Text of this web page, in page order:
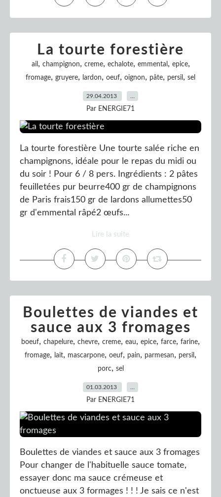
La tourte forestière
ail, champignon, creme, echalote, emmental , epice,
fromage, gruyere, lardon, oeuf, oignon, pâte, persil , sel
29.04.2013
Par ENERGIE71
La tourte forestière Une tourte salée riche en
champignons, idéale pour le repas du midi ou
du soir ! Pour 6 / 8 pers. Ingrédients : 2 pâtes
feuilletées pur beurre400 gr de champignons
de Paris frais150 gr de lardons allumettes50
gr d'emmental râpé2 œufs...
Lire la suite
Boulettes de viandes et
sauce aux 3 fromages
boeuf, chapelure, chevre, creme, eau, epice, farce, farine,
fromage, lait, mascarpone, oeuf, pain, parmesan, persil ,
porc, sel
01.03.2013
Par ENERGIE71
Boulettes de viandes et sauce aux 3 fromages
Pour changer de l'habituelle sauce tomate,
essayer donc ma sauce crémeuse et
onctueuse aux 3 formages ! ! ! Je sais ce n'est